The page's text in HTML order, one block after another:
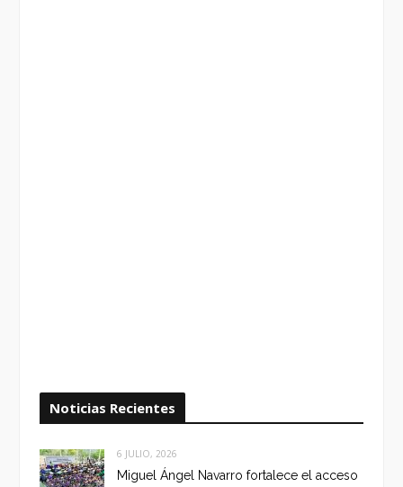
Noticias Recientes
6 JULIO, 2026
Miguel Ángel Navarro fortalece el acceso